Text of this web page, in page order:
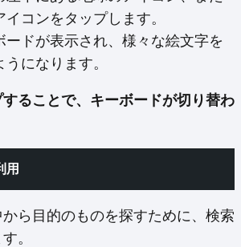
コンをタップします。
ードが表示され、様々な絵文字を
になります。
ることで、キーボードが切り替わ
用
ら目的のものを探すために、検索
。